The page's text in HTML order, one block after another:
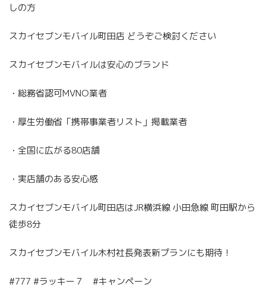
しの方
スカイセブンモバイル町田店 どうぞご検討ください
スカイセブンモバイルは安心のブランド
・総務省認可MVNO業者
・厚生労働省「携帯事業者リスト」掲載業者
・全国に広がる80店舗
・実店舗のある安心感
スカイセブンモバイル町田店はJR横浜線 小田急線 町田駅から
徒歩8分
スカイセブンモバイル木村社長発表新プランにも期待！
#777 #ラッキー７ #キャンペーン